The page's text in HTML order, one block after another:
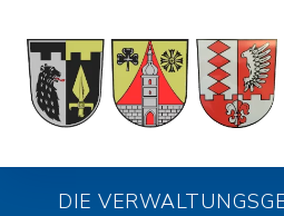
DIE